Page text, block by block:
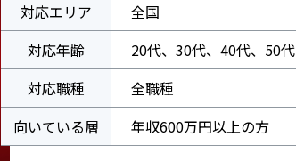
対応エリア
全国
対応年齢
20代、30代、40代、50代
対応職種
全職種
向いている層
年収600万円以上の方